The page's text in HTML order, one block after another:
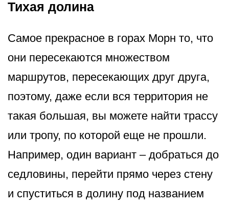
Тихая долина
Самое прекрасное в горах Морн то, что
они пересекаются множеством
маршрутов, пересекающих друг друга,
поэтому, даже если вся территория не
такая большая, вы можете найти трассу
или тропу, по которой еще не прошли.
Например, один вариант – добраться до
седловины, перейти прямо через стену
и спуститься в долину под названием